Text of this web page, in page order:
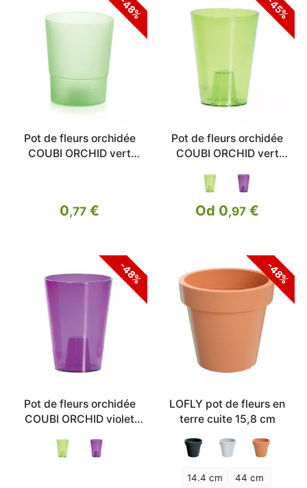
-48%
Pot de fleurs orchidée
COUBI ORCHID vert
0,77 €
-45%
Pot de fleurs orchidée
COUBI ORCHID vert
Od 0,97 €
-48%
Pot de fleurs orchidée
COUBI ORCHID violet
-48%
LOFLY pot de fleurs en
terre cuite 15,8 cm
14.4 cm 44 cm